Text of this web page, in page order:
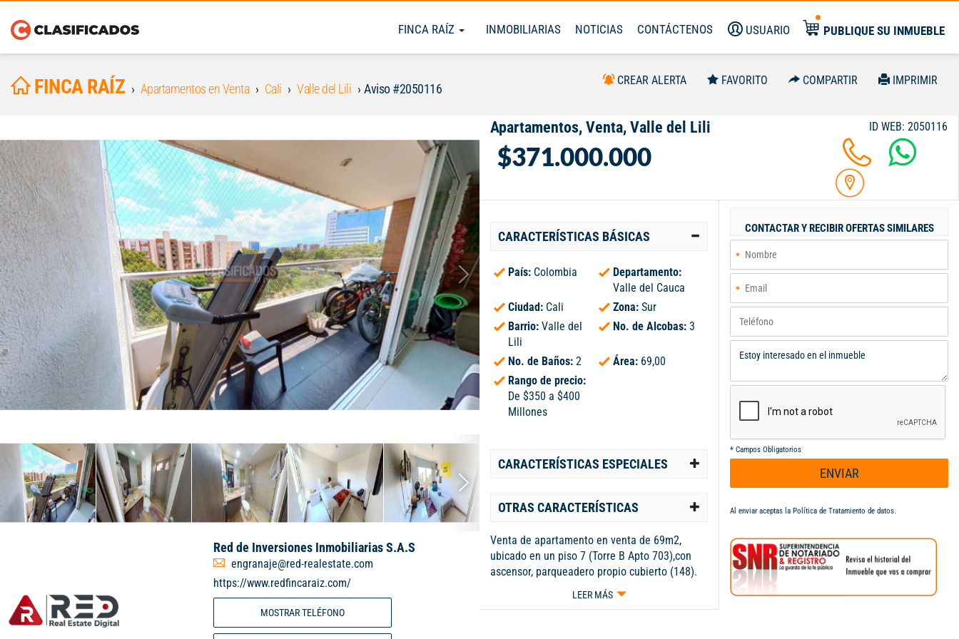
FINCA RAÍZ INMOBILIARIAS NOTICIAS CONTÁCTENOS USUARIO PUBLIQUE SU INMUEBLE
FINCA RAÍZ Apartamentos en Venta Cali Valle del Lili Aviso #2050116
CREAR ALERTA FAVORITO COMPARTIR IMPRIMIR
Red de Inversiones Inmobiliarias S.A.S
engranaje@red-realestate.com
https://www.redfincaraiz.com/
MOSTRAR TELÉFONO
Apartamentos, Venta, Valle del Lili
$371.000.000
ID WEB: 2050116
CARACTERÍSTICAS BÁSICAS
País: Colombia
Departamento:
Valle del Cauca
Ciudad: Cali Zona: Sur
Barrio: Valle del
Lili
No. de Alcobas: 3
No. de Baños: 2 Área: 69,00
Rango de precio:
De $350 a $400
Millones
CARACTERÍSTICAS ESPECIALES
OTRAS CARACTERÍSTICAS
Venta de apartamento en venta de 69m2,
ubicado en un piso 7 (Torre B Apto 703),con
ascensor, parqueadero propio cubierto (148).
Cuenta con 3 habitaciones, 2 baños, sala
comedor, cocina integral y zona de lavandería.
LEER MÁS
CONTACTAR Y RECIBIR OFERTAS SIMILARES
* Campos Obligatorios
ENVIAR
Al enviar aceptas la Política de Tratamiento de datos.